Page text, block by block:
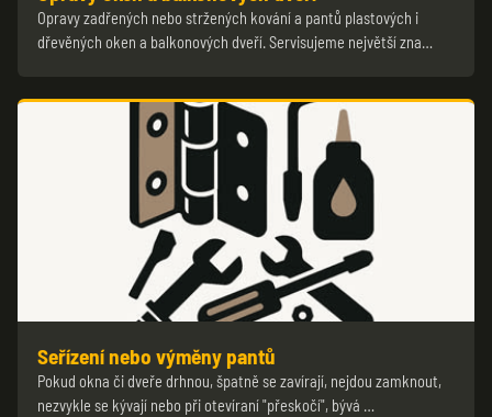
Opravy zadřených nebo stržených kování a pantů plastových i
dřevěných oken a balkonových dveří. Servisujeme největší zna…
Seřízení nebo výměny pantů
Pokud okna či dveře drhnou, špatně se zavírají, nejdou zamknout,
nezvykle se kývají nebo při otevíraní "přeskočí", bývá …